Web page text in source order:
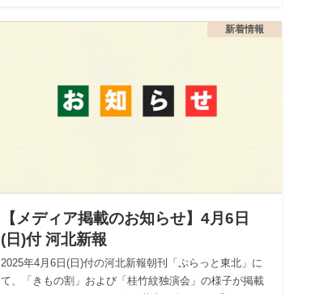
新着情報
【メディア掲載のお知らせ】4月6日
(日)付 河北新報
2025年4月6日(日)付の河北新報朝刊「ぷらっと東北」に
て、「きもの割」および「桂竹紋独演会」の様子が掲載